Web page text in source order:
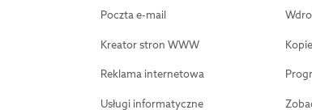
Poczta e-mail
Kreator stron WWW
Reklama internetowa
Usługi informatyczne